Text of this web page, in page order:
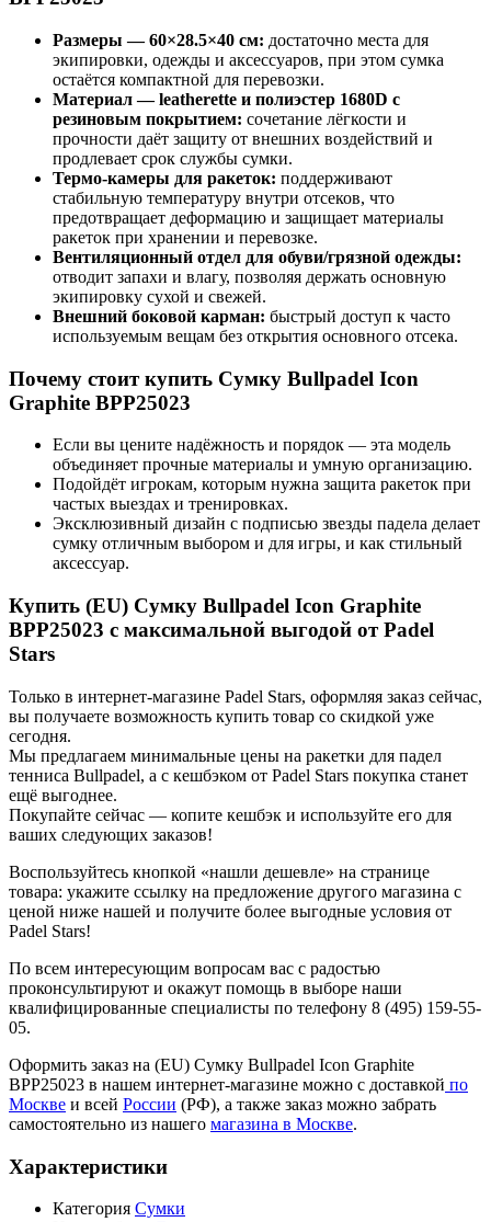
Размеры — 60×28.5×40 см: достаточно места для
экипировки, одежды и аксессуаров, при этом сумка
остаётся компактной для перевозки.
Материал — leatherette и полиэстер 1680D с
резиновым покрытием: сочетание лёгкости и
прочности даёт защиту от внешних воздействий и
продлевает срок службы сумки.
Термо-камеры для ракеток: поддерживают
стабильную температуру внутри отсеков, что
предотвращает деформацию и защищает материалы
ракеток при хранении и перевозке.
Вентиляционный отдел для обуви/грязной одежды:
отводит запахи и влагу, позволяя держать основную
экипировку сухой и свежей.
Внешний боковой карман: быстрый доступ к часто
используемым вещам без открытия основного отсека.
Почему стоит купить Сумку Bullpadel Icon
Graphite BPP25023
Если вы цените надёжность и порядок — эта модель
объединяет прочные материалы и умную организацию.
Подойдёт игрокам, которым нужна защита ракеток при
частых выездах и тренировках.
Эксклюзивный дизайн с подписью звезды падела делает
сумку отличным выбором и для игры, и как стильный
аксессуар.
Купить (EU) Сумку Bullpadel Icon Graphite
BPP25023 с максимальной выгодой от Padel
Stars
Только в интернет-магазине Padel Stars, оформляя заказ сейчас,
вы получаете возможность купить товар со скидкой уже
сегодня.
Мы предлагаем минимальные цены на ракетки для падел
тенниса Bullpadel, а с кешбэком от Padel Stars покупка станет
ещё выгоднее.
Покупайте сейчас — копите кешбэк и используйте его для
ваших следующих заказов!
Воспользуйтесь кнопкой «нашли дешевле» на странице
товара: укажите ссылку на предложение другого магазина с
ценой ниже нашей и получите более выгодные условия от
Padel Stars!
По всем интересующим вопросам вас с радостью
проконсультируют и окажут помощь в выборе наши
квалифицированные специалисты по телефону 8 (495) 159-55-
05.
Оформить заказ на (EU) Сумку Bullpadel Icon Graphite
BPP25023 в нашем интернет-магазине можно с доставкой по
Москве и всей России (РФ), а также заказ можно забрать
самостоятельно из нашего магазина в Москве.
Характеристики
Категория Сумки